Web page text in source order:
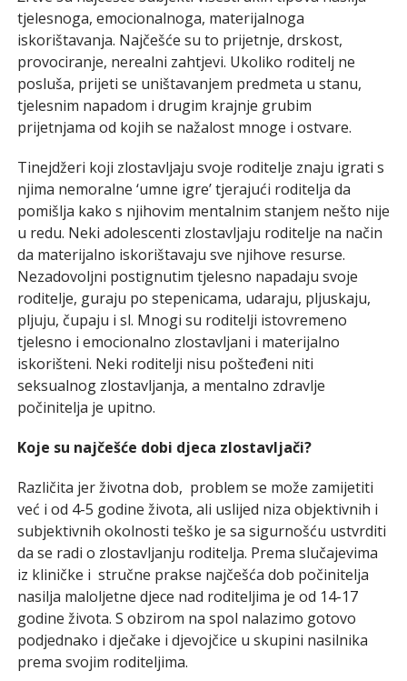
tjelesnoga, emocionalnoga, materijalnoga
iskorištavanja. Najčešće su to prijetnje, drskost,
provociranje, nerealni zahtjevi. Ukoliko roditelj ne
posluša, prijeti se uništavanjem predmeta u stanu,
tjelesnim napadom i drugim krajnje grubim
prijetnjama od kojih se nažalost mnoge i ostvare.
Tinejdžeri koji zlostavljaju svoje roditelje znaju igrati s
njima nemoralne ‘umne igre’ tjerajući roditelja da
pomišlja kako s njihovim mentalnim stanjem nešto nije
u redu. Neki adolescenti zlostavljaju roditelje na način
da materijalno iskorištavaju sve njihove resurse.
Nezadovoljni postignutim tjelesno napadaju svoje
roditelje, guraju po stepenicama, udaraju, pljuskaju,
pljuju, čupaju i sl. Mnogi su roditelji istovremeno
tjelesno i emocionalno zlostavljani i materijalno
iskorišteni. Neki roditelji nisu pošteđeni niti
seksualnog zlostavljanja, a mentalno zdravlje
počinitelja je upitno.
Koje su najčešće dobi djeca zlostavljači?
Različita jer životna dob, problem se može zamijetiti
već i od 4-5 godine života, ali uslijed niza objektivnih i
subjektivnih okolnosti teško je sa sigurnošću ustvrditi
da se radi o zlostavljanju roditelja. Prema slučajevima
iz kliničke i stručne prakse najčešća dob počinitelja
nasilja maloljetne djece nad roditeljima je od 14-17
godine života. S obzirom na spol nalazimo gotovo
podjednako i dječake i djevojčice u skupini nasilnika
prema svojim roditeljima.